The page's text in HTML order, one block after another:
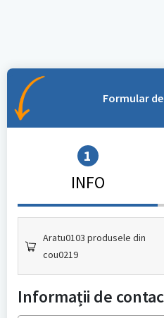
Formular
1
INFO
Aratu0103 produsele din
cou0219
Informații de